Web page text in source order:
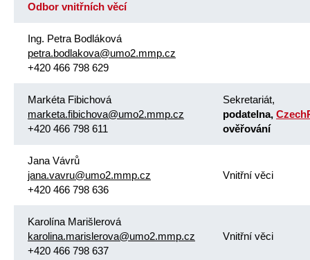
Odbor vnitřních věcí
Ing. Petra Bodláková
petra.bodlakova@umo2.mmp.cz
+420 466 798 629
Markéta Fibichová
marketa.fibichova@umo2.mmp.cz
+420 466 798 611
Sekretariát,
podatelna,
ověřování
Jana Vávrů
jana.vavru@umo2.mmp.cz
+420 466 798 636
Vnitřní věci
Karolína Marišlerová
karolina.marislerova@umo2.mmp.cz
+420 466 798 637
Vnitřní věci